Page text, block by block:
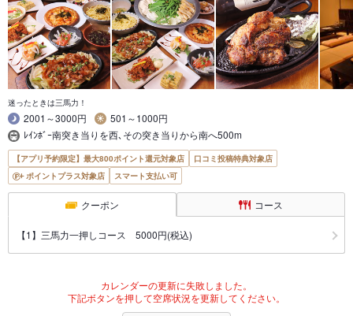
迷ったときは三馬力！
2001～3000円
501～1000円
ﾚｲﾝﾎﾞｰ南突き当りを西､その突き当りから南へ500m
【アプリ予約限定】最大800ポイント還元対象店
口コミ投稿特典対象店
ポイントプラス対象店
スマート支払い可
クーポン コース
【1】三馬力一押しコース 5000円(税込)
カレンダーの更新に失敗しました。
下記ボタンを押して空席状況を更新してください。